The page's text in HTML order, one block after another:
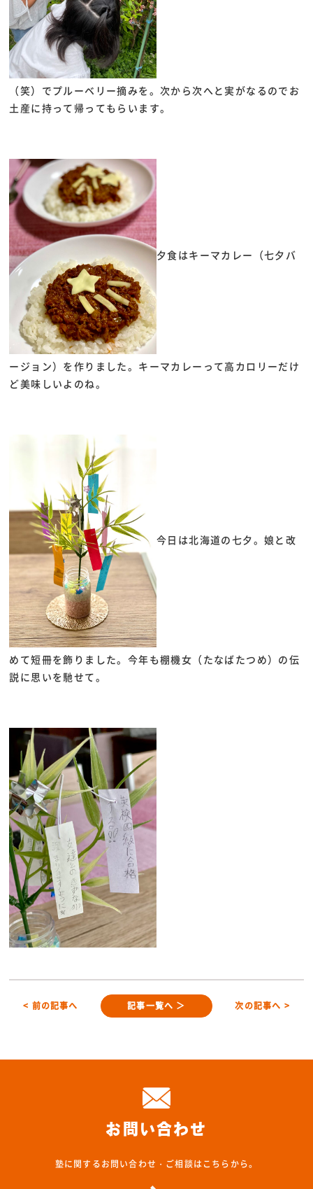
（笑）でプルーベリー摘みを。次から次へと実がなるのでお
土産に持って帰ってもらいます。
夕食はキーマカレー（七夕バ
ージョン）を作りました。キーマカレーって高カロリーだけ
ど美味しいよのね。
今日は北海道の七夕。娘と改
めて短冊を飾りました。今年も棚機女（たなばたつめ）の伝
説に思いを馳せて。
< 前の記事へ 記事一覧へ ＞ 次の記事へ >
お問い合わせ
塾に関するお問い合わせ・ご相談はこちらから。